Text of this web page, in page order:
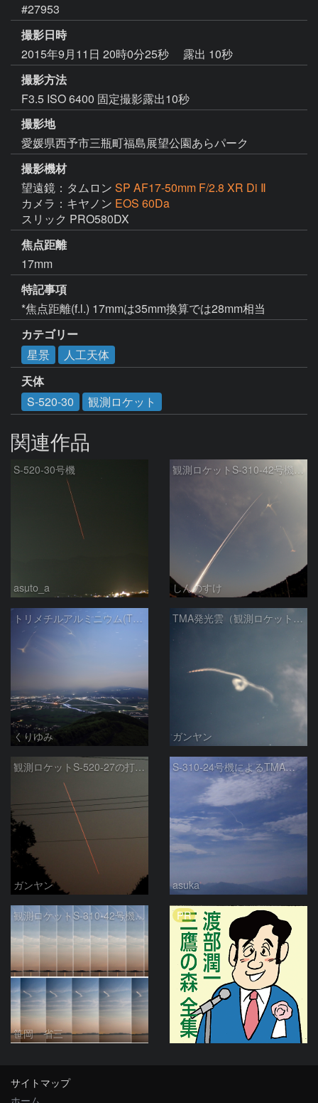
#27953
撮影日時
2015年9月11日 20時0分25秒
露出 10秒
撮影方法
F3.5 ISO 6400 固定撮影露出10秒
撮影地
愛媛県西予市三瓶町福島展望公園あらパーク
撮影機材
望遠鏡：タムロン SP AF17-50mm F/2.8 XR Di Ⅱ
カメラ：キヤノン EOS 60Da
スリック PRO580DX
焦点距離
17mm
特記事項
*焦点距離(f.l.) 17mmは35mm換算では28mm相当
カテゴリー
星景
人工天体
天体
S-520-30
観測ロケット
関連作品
S-520-30号機
asuto_a
観測ロケットS-310-42号機とS-520-27号機とTMA発光
しんのすけ
トリメチルアルミニウム(TMA)発光雲（S-310-42号機）
くりゆみ
TMA発光雲（観測ロケットS-310-42で放出）
ガンヤン
観測ロケットS-520-27の打上げ
ガンヤン
S-310-24号機によるTMA放出
asuka
観測ロケットS-310-42号機のTMA発光雲
笹岡 省三
PR
サイトマップ